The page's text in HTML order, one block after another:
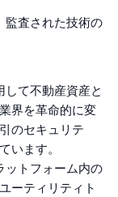
監査された技術の
て不動産資産と
界を革命的に変
のセキュリテ
います。
ットフォーム内の
ーティリティト